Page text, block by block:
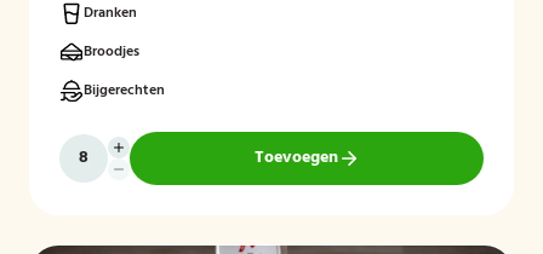
Dranken
Broodjes
Bijgerechten
Toevoegen